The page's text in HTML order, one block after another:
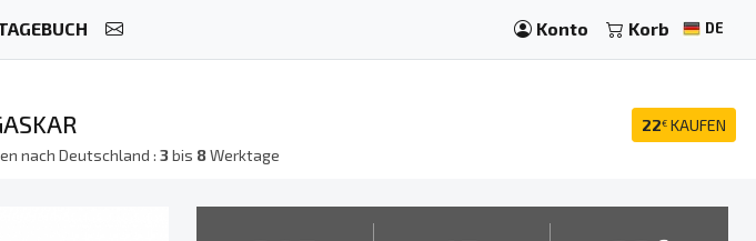
Konto Korb DE
22€ KAUFEN
nach Deutschland :3bis 8Werktage